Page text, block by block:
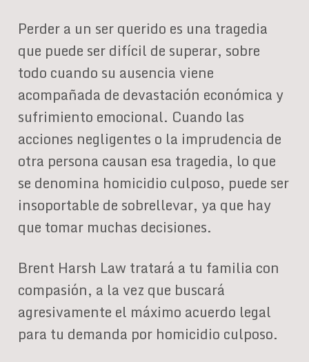
Perder a un ser querido es una tragedia
que puede ser difícil de superar, sobre
todo cuando su ausencia viene
acompañada de devastación económica y
sufrimiento emocional. Cuando las
acciones negligentes o la imprudencia de
otra persona causan esa tragedia, lo que
se denomina homicidio culposo, puede ser
insoportable de sobrellevar, ya que hay
que tomar muchas decisiones.
Brent Harsh Law tratará a tu familia con
compasión, a la vez que buscará
agresivamente el máximo acuerdo legal
para tu demanda por homicidio culposo.